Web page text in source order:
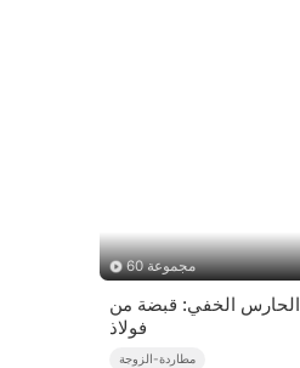
60 مجموعة
الحارس الخفي: قبضة من
فولاذ
مطاردة-الزوجة